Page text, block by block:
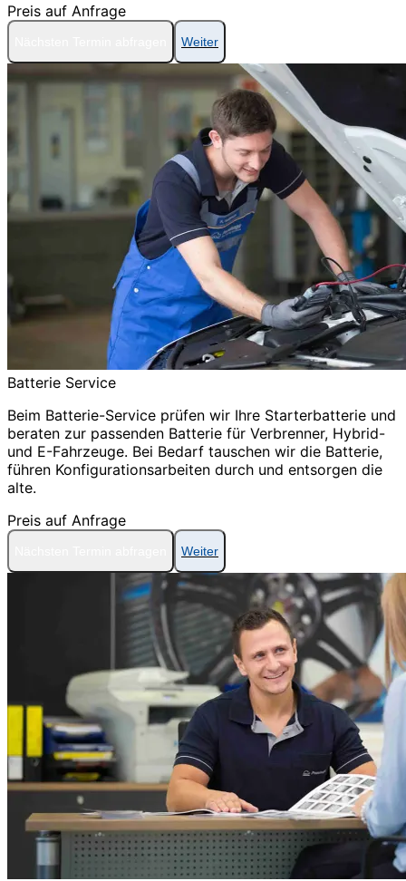
Preis auf Anfrage
Weiter
Batterie Service
Beim Batterie-Service prüfen wir Ihre Starterbatterie und
beraten zur passenden Batterie für Verbrenner, Hybrid-
und E-Fahrzeuge. Bei Bedarf tauschen wir die Batterie,
führen Konfigurationsarbeiten durch und entsorgen die
alte.
Preis auf Anfrage
Weiter